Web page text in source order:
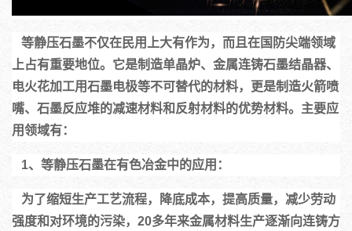
等静压石墨不仅在民用上大有作为，而且在国防尖端领域
上占有重要地位。它是制造单晶炉、金属连铸石墨结晶器、
电火花加工用石墨电极等不可替代的材料，更是制造火箭喷
嘴、石墨反应堆的减速材料和反射材料的优势材料。主要应
用领域有：
1、等静压石墨在有色冶金中的应用：
为了缩短生产工艺流程，降底成本，提高质量，减少劳动
强度和对环境的污染，20多年来金属材料生产逐渐向连铸方